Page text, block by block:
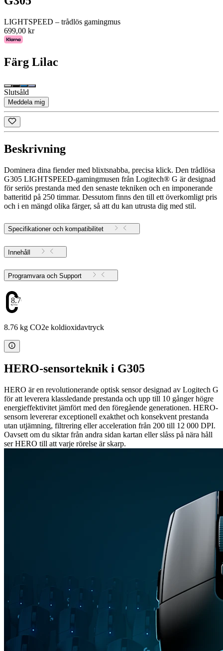
LIGHTSPEED – trådlös gamingmus
699,00 kr
Färg Lilac
Slutsåld
Meddela mig
Beskrivning
Dominera dina fiender med blixtsnabba, precisa klick. Den trådlösa
G305 LIGHTSPEED-gamingmusen från Logitech® G är designad
för seriös prestanda med den senaste tekniken och en imponerande
batteritid på 250 timmar. Dessutom finns den till ett överkomligt pris
och i en mängd olika färger, så att du kan utrusta dig med stil.
Specifikationer och kompatibilitet
Innehåll
Programvara och Support
8.76
8.76 kg CO2e koldioxidavtryck
HERO-sensorteknik i G305
HERO är en revolutionerande optisk sensor designad av Logitech G
för att leverera klassledande prestanda och upp till 10 gånger högre
energieffektivitet jämfört med den föregående generationen. HERO-
sensorn levererar exceptionell exakthet och konsekvent prestanda
utan utjämning, filtrering eller acceleration från 200 till 12 000 DPI.
Oavsett om du siktar från andra sidan kartan eller slåss på nära håll
ser HERO till att varje rörelse är skarp.